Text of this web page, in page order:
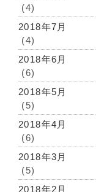
(4)
2018年7月
(4)
2018年6月
(6)
2018年5月
(5)
2018年4月
(6)
2018年3月
(5)
2018年2月